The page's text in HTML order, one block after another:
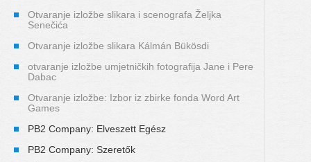
Otvaranje izložbe slikara i scenografa Željka
Senečića
Otvaranje izložbe slikara Kálmán Bükösdi
otvaranje izložbe umjetničkih fotografija Jane i Pere
Dabac
Otvaranje izložbe: Izbor iz zbirke fonda Word Art
Games
PB2 Company: Elveszett Egész
PB2 Company: Szeretők